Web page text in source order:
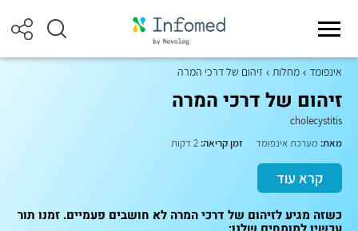
אינפומד מחלות זיהום של דרכי המרה
זיהום של דרכי המרה
cholecystitis
מאת: מערכת אינפומד זמן קריאה:
קרא עוד
כשזה מגיע לזיהום של דרכי המרה לא חושבים פעמיים. זמנו תור